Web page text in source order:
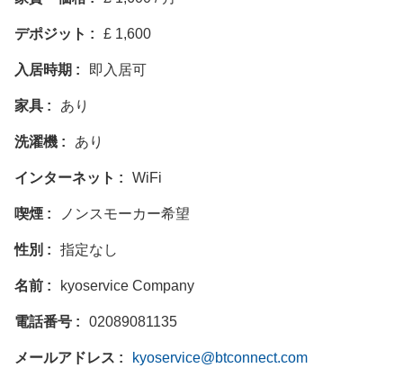
デポジット £ 1,600
入居時期 即入居可
家具 あり
洗濯機 あり
インターネット WiFi
喫煙 ノンスモーカー希望
性別 指定なし
名前 kyoservice Company
電話番号 02089081135
メールアドレス kyoservice@btconnect.com